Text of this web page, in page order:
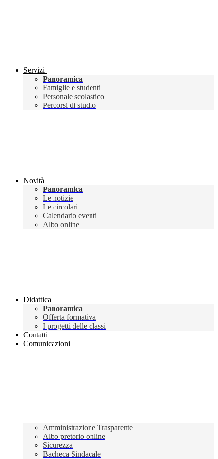
Servizi
Panoramica
Famiglie e studenti
Personale scolastico
Percorsi di studio
Novità
Panoramica
Le notizie
Le circolari
Calendario eventi
Albo online
Didattica
Panoramica
Offerta formativa
I progetti delle classi
Contatti
Comunicazioni
Amministrazione Trasparente
Albo pretorio online
Sicurezza
Bacheca Sindacale